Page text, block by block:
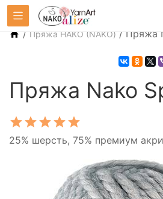
/ Пряжа НАКО (NAKO) / Пряжа
Пряжа Nako
25% шерсть, 75% премиум